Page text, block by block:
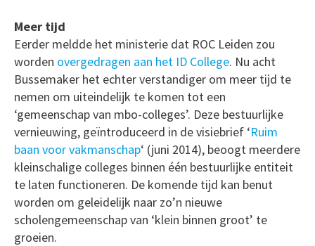
Meer tijd
Eerder meldde het ministerie dat ROC Leiden zou
worden overgedragen aan het ID College. Nu acht
Bussemaker het echter verstandiger om meer tijd te
nemen om uiteindelijk te komen tot een
‘gemeenschap van mbo-colleges’. Deze bestuurlijke
vernieuwing, geïntroduceerd in de visiebrief ‘Ruim
baan voor vakmanschap‘ (juni 2014), beoogt meerdere
kleinschalige colleges binnen één bestuurlijke entiteit
te laten functioneren. De komende tijd kan benut
worden om geleidelijk naar zo’n nieuwe
scholengemeenschap van ‘klein binnen groot’ te
groeien.